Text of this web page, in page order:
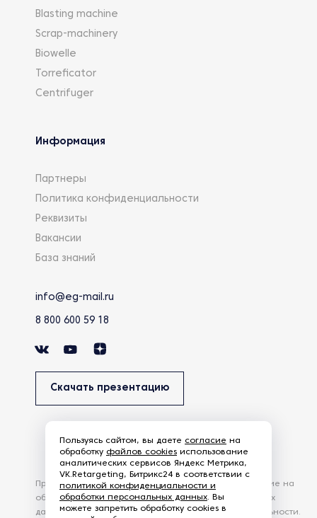
Blasting machine
Scrap-machinery
Biowelle
Torreficator
Centrifuger
Информация
Партнеры
Политика конфиденциальности
Реквизиты
Вакансии
База знаний
info@eg-mail.ru
8 800 600 59 18
Скачать презентацию
Продолжая использовать наш сайт, вы даете согласие на
обработку файлов Cookies и других пользовательских
данных, в соответствии сПолитикой конфиденциальности.
Пользуясь сайтом, вы даете согласие на
обработку файлов cookies использование
аналитических сервисов Яндекс Метрика,
VK.Retargeting, Битрикс24 в соответствии с
политикой конфиденциальности и
обработки персональных данных. Вы
можете запретить обработку cookies в